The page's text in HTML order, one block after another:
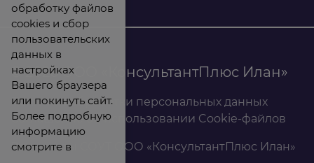
© 2026 ООО «КонсультантПлюс Илан»
Политика обработки персональных данных
Соглашение об использовании Cookie-файлов
Результаты СОУТ ООО «КонсультантПлюс Илан»
обработку файлов
cookies и сбор
пользовательских
данных в
настройках
Вашего браузера
или покинуть сайт.
Более подробную
информацию
смотрите в